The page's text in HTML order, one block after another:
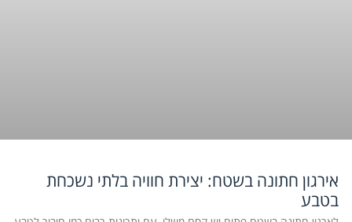
אירגון חתונה בשטח: יצירת חוויה בלתי נשכחת
בטבע